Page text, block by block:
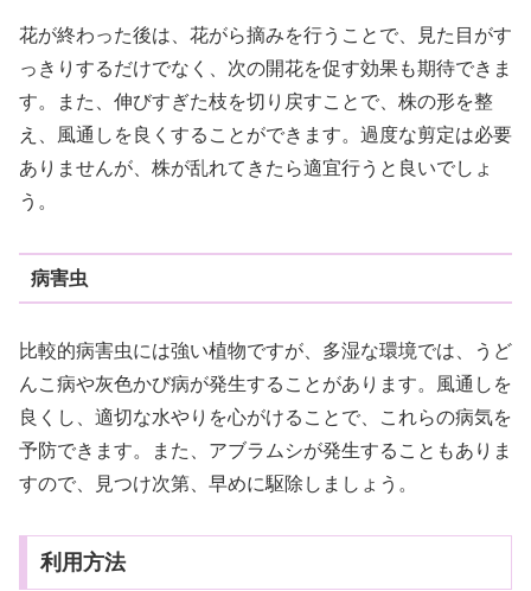
花が終わった後は、花がら摘みを行うことで、見た目がす
っきりするだけでなく、次の開花を促す効果も期待できま
す。また、伸びすぎた枝を切り戻すことで、株の形を整
え、風通しを良くすることができます。過度な剪定は必要
ありませんが、株が乱れてきたら適宜行うと良いでしょ
う。
病害虫
比較的病害虫には強い植物ですが、多湿な環境では、うど
んこ病や灰色かび病が発生することがあります。風通しを
良くし、適切な水やりを心がけることで、これらの病気を
予防できます。また、アブラムシが発生することもありま
すので、見つけ次第、早めに駆除しましょう。
利用方法